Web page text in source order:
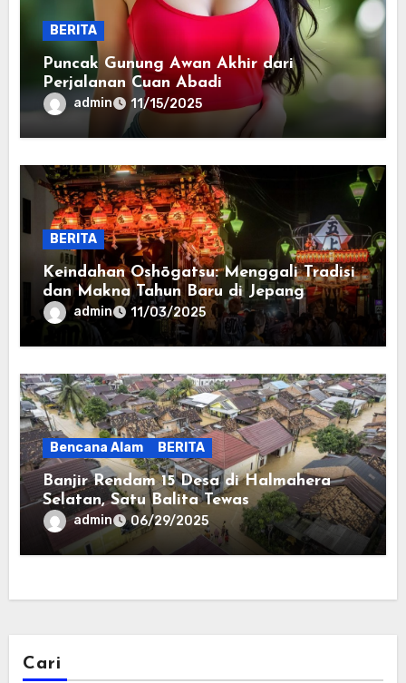
BERITA
Puncak Gunung Awan Akhir dari
Perjalanan Cuan Abadi
admin 11/15/2025
BERITA
Keindahan Oshōgatsu: Menggali Tradisi
dan Makna Tahun Baru di Jepang
admin 11/03/2025
Bencana Alam BERITA
Banjir Rendam 15 Desa di Halmahera
Selatan, Satu Balita Tewas
admin 06/29/2025
Cari